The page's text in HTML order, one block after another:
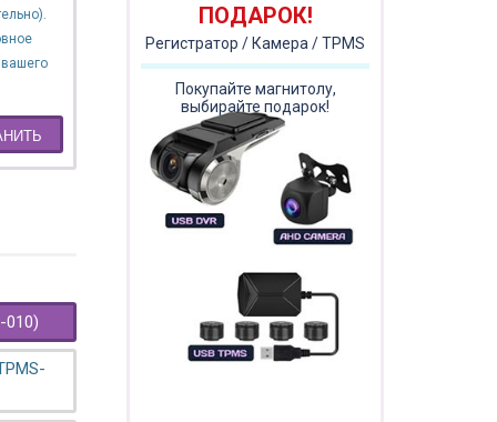
010)
ПОДАРОК!
Регистратор / Камера / TPMS
Покупайте магнитолу,
выбирайте подарок!